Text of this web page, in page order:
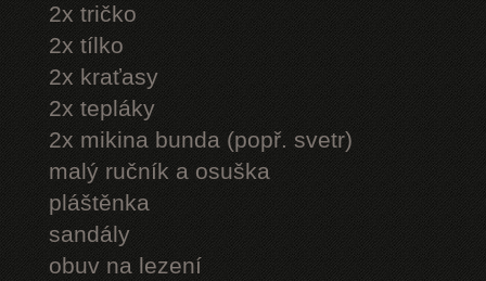
2x tričko
2x tílko
2x kraťasy
2x tepláky
2x mikina bunda (popř. svetr)
malý ručník a osuška
pláštěnka
sandály
obuv na lezení